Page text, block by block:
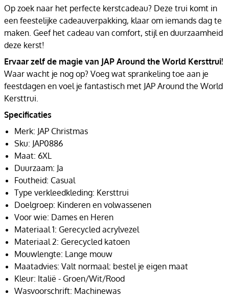
Op zoek naar het perfecte kerstcadeau? Deze trui komt in
een feestelijke cadeauverpakking, klaar om iemands dag te
maken. Geef het cadeau van comfort, stijl en duurzaamheid
deze kerst!
Ervaar zelf de magie van JAP Around the World Kersttrui!
Waar wacht je nog op? Voeg wat sprankeling toe aan je
feestdagen en voel je fantastisch met JAP Around the World
Kersttrui.
Specificaties
Merk: JAP Christmas
Sku: JAP0886
Maat: 6XL
Duurzaam: Ja
Foutheid: Casual
Type verkleedkleding: Kersttrui
Doelgroep: Kinderen en volwassenen
Voor wie: Dames en Heren
Materiaal 1: Gerecycled acrylvezel
Materiaal 2: Gerecycled katoen
Mouwlengte: Lange mouw
Maatadvies: Valt normaal: bestel je eigen maat
Kleur: Italië - Groen/Wit/Rood
Wasvoorschrift: Machinewas